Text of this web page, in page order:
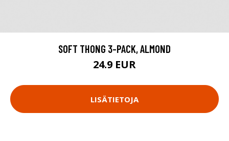
SOFT THONG 3-PACK, ALMOND
24.9 EUR
LISÄTIETOJA